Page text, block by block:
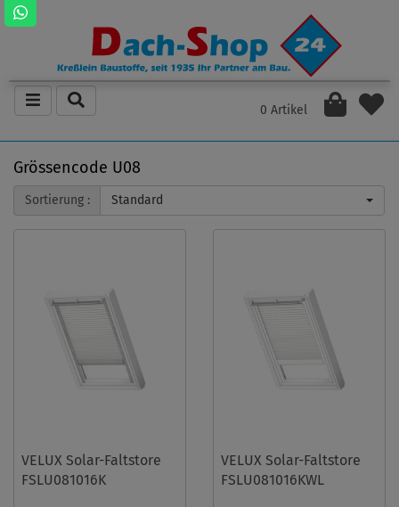
0 Artikel
Grössencode U08
Sortierung : Standard
VELUX Solar-Faltstore
FSLU081016K
VELUX Solar-Faltstore
FSLU081016KWL